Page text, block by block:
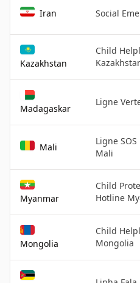
Iran Social
Kazakhstan
Child
Madagaskar
Ligne
Mali
Ligne
Mali
Myanmar
Child
Hotline
Mongolia
Child
Mongolia